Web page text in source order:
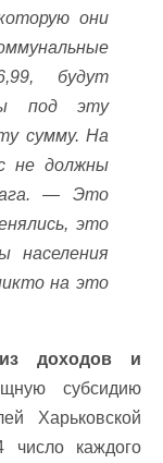
они
будут
под эту
сумму. На
не должны
— Это
это
населения
на это
доходов и
субсидию
Харьковской
каждого